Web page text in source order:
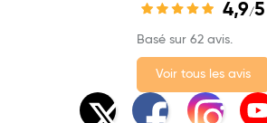
4,9/5
Basé sur 62 avis.
Voir tous les avis